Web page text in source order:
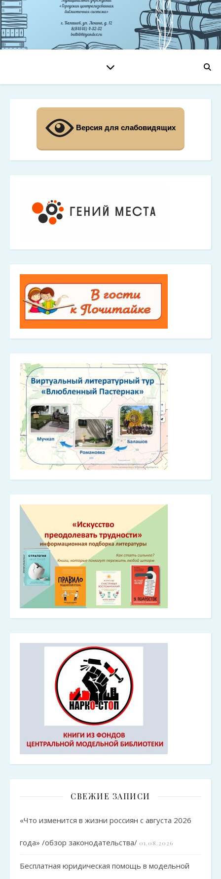
Версия для слабовидящих
СВЕЖИЕ ЗАПИСИ
«Что изменится в жизни россиян с августа 2026
года» /обзор законодательства/ 01.08.2026
Бесплатная юридическая помощь в модельной